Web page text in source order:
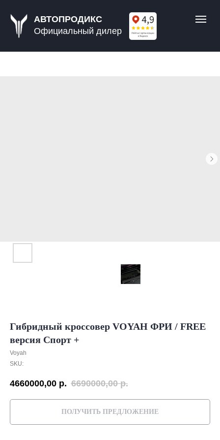
АВТОПРОДИКС
Официальный дилер
Гибридный кроссовер VOYAH ФРИ / FREE
версия Спорт +
Voyah
SKU:
4660000,00 р. 6690000,00 р.
ПОЛУЧИТЬ ПРЕДЛОЖЕНИЕ